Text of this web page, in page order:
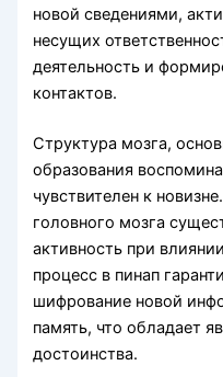
новой сведениями,
несущих
деятельность и
контактов.
Структура мозга,
образования
чувствителен к
головного мозга
активность при
процесс в пинап
шифрование новой
память, что обладает
достоинства.